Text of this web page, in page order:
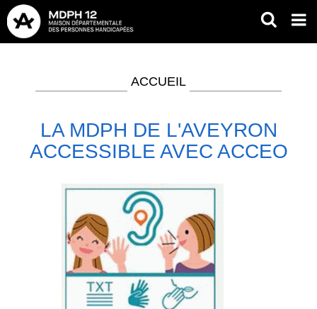
Aller
au
ACCUEIL
LA MDPH DE L'AVEYRON
ACCESSIBLE AVEC ACCEO